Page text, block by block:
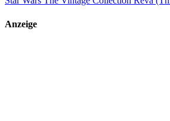
Anzeige